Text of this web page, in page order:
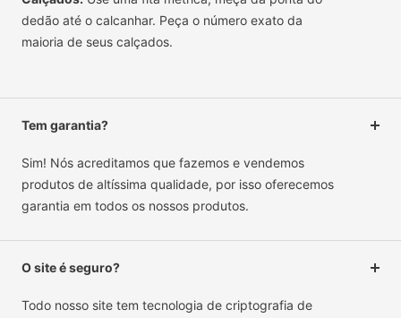
dedão até o calcanhar. Peça o número exato da
maioria de seus calçados.
Tem garantia?
Sim! Nós acreditamos que fazemos e vendemos
produtos de altíssima qualidade, por isso oferecemos
garantia em todos os nossos produtos.
O site é seguro?
Todo nosso site tem tecnologia de criptografia de